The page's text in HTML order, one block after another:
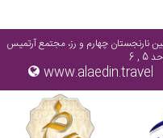
نارنجستان چهارم و رز، مجتمع آرتمیس
www.alaedin.travel